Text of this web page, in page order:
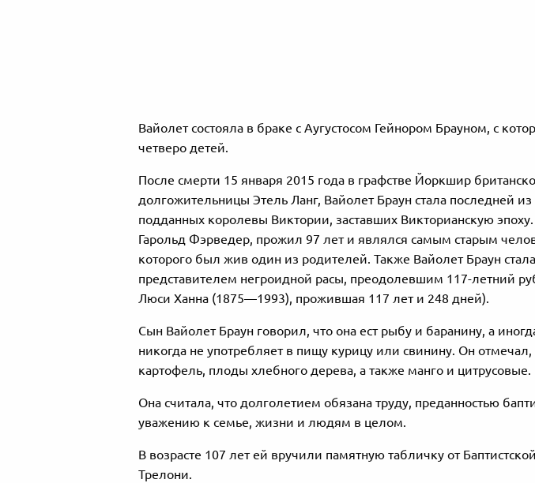
Вайолет состояла в браке с Аугустосом Гейнором Брауном, с
четверо детей.
После смерти 15 января 2015 года в графстве Йоркшир
долгожительницы Этель Ланг, Вайолет Браун стала последней
подданных королевы Виктории, заставших Викторианскую
Гарольд Фэрведер, прожил 97 лет и являлся самым старым
которого был жив один из родителей. Также Вайолет Браун
представителем негроидной расы, преодолевшим 117-летний
Люси Ханна (1875—1993), прожившая 117 лет и 248 дней).
Сын Вайолет Браун говорил, что она ест рыбу и баранину, а
никогда не употребляет в пищу курицу или свинину. Он
картофель, плоды хлебного дерева, а также манго и цитрусовые.
Она считала, что долголетием обязана труду, преданностью
уважению к семье, жизни и людям в целом.
В возрасте 107 лет ей вручили памятную табличку от
Трелони.